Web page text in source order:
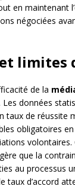
en maintenant
négociées
limites
de la
données
taux de réussite
obligatoires
volontaires.
que la
au processus
taux d’accord